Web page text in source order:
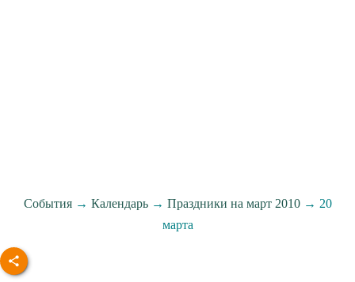
События→ Календарь→ Праздники на март 2010→ 20
марта